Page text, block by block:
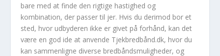
bare med at finde den rigtige hastighed og
kombination, der passer til jer. Hvis du derimod bor et
sted, hvor udbyderen ikke er givet på forhånd, kan det
være en god ide at anvende Tjekbredbånd.dk, hvor du
kan sammenligne diverse bredbåndsmuligheder, og